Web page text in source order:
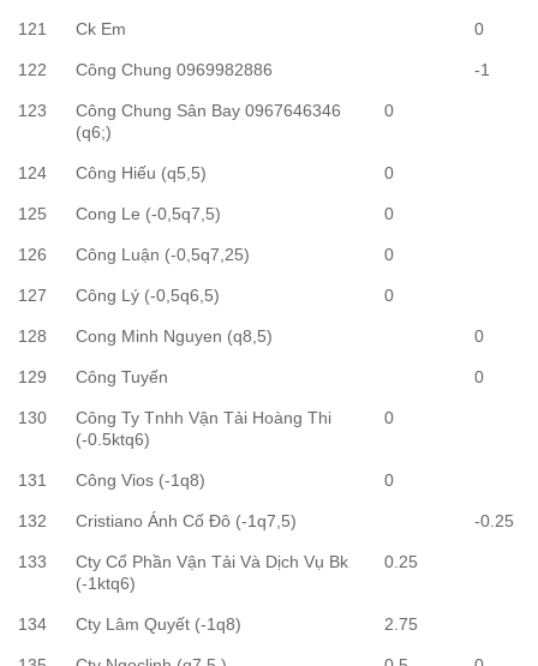
121 Ck Em 0
122 Công Chung 0969982886 -1
123
Công Chung Sân Bay 0967646346
(q6;)
0
124 Công Hiếu (q5,5) 0
125 Cong Le (-0,5q7,5) 0
126 Công Luận (-0,5q7,25) 0
127 Công Lý (-0,5q6,5) 0
128 Cong Minh Nguyen (q8,5) 0
129 Công Tuyến 0
130
Công Ty Tnhh Vận Tải Hoàng Thi
(-0.5ktq6)
0
131 Công Vios (-1q8) 0
132 Cristiano Ánh Cố Đô (-1q7,5) -0.25
133
Cty Cổ Phần Vận Tải Và Dịch Vụ Bk
(-1ktq6)
0.25
134 Cty Lâm Quyết (-1q8) 2.75